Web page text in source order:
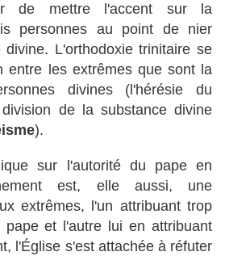
de mettre l'accent sur la
personnes au point de nier
divine. L'orthodoxie trinitaire se
entre les extrêmes que sont la
divines (l'hérésie du
de la substance divine
).
sur l'autorité du pape en
est, elle aussi, une
extrêmes, l'un attribuant trop
et l'autre lui en attribuant
l'Église s'est attachée à réfuter